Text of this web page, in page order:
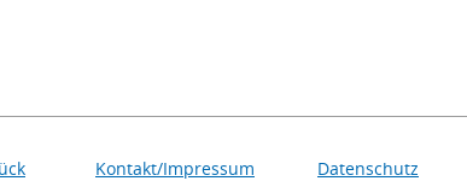
Kontakt/Impressum Datenschutz